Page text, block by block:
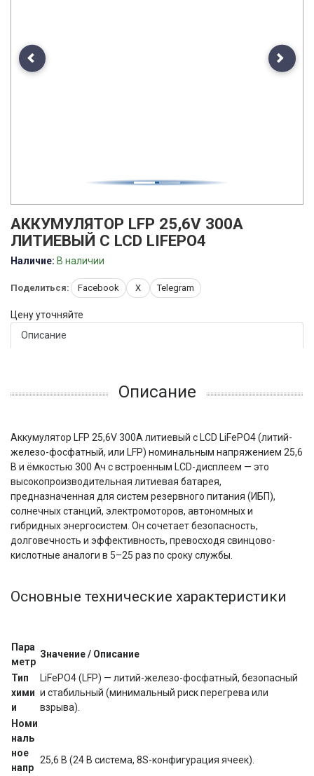
Previous Next
АККУМУЛЯТОР LFP 25,6V 300A
ЛИТИЕВЫЙ С LCD LIFEPO4
Наличие: В наличии
Поделиться: Facebook X Telegram
Цену уточняйте
Описание
Описание
Аккумулятор LFP 25,6V 300A литиевый с LCD LiFePO4 (литий-
железо-фосфатный, или LFP) номинальным напряжением 25,6
В и ёмкостью 300 Ач с встроенным LCD-дисплеем — это
высокопроизводительная литиевая батарея,
предназначенная для систем резервного питания (ИБП),
солнечных станций, электромоторов, автономных и
гибридных энергосистем. Он сочетает безопасность,
долговечность и эффективность, превосходя свинцово-
кислотные аналоги в 5–25 раз по сроку службы.
Основные технические характеристики
Пара
метр
Значение / Описание
Тип
хими
и
LiFePO4 (LFP) — литий-железо-фосфатный, безопасный
и стабильный (минимальный риск перегрева или
взрыва).
Номи
наль
ное
напр
25,6 В (24 В система, 8S-конфигурация ячеек).